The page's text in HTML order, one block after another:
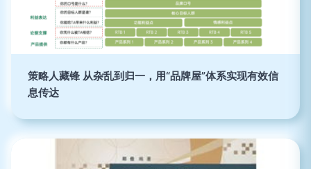
策略人藏锋 从杂乱到归一，用“品牌屋”体系实现有效信
息传达